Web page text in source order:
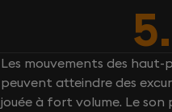
Les mouvements des
peuvent atteindre des
jouée à fort volume. Le